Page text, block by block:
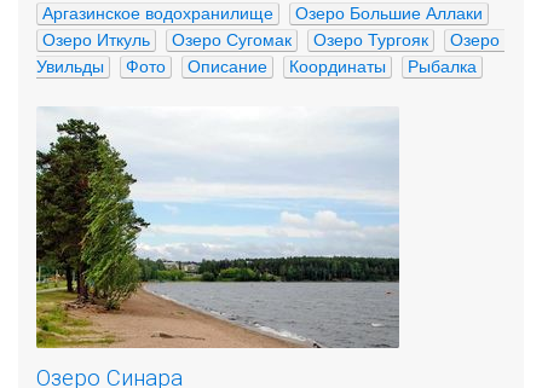
Аргазинское водохранилище
Озеро Большие Аллаки
Озеро Иткуль
Озеро Сугомак Озеро Тургояк
Озеро
Увильды
Фото Описание Координаты Рыбалка
Озеро Синара